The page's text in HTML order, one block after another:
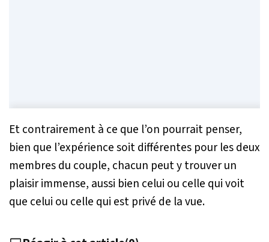
Et contrairement à ce que l’on pourrait penser,
bien que l’expérience soit différentes pour les deux
membres du couple, chacun peut y trouver un
plaisir immense, aussi bien celui ou celle qui voit
que celui ou celle qui est privé de la vue.